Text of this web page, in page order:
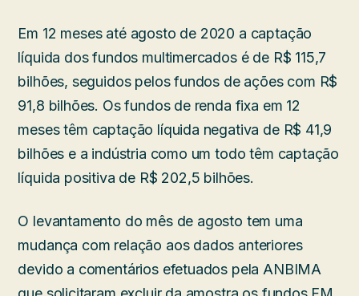
Em 12 meses até agosto de 2020 a captação
líquida dos fundos multimercados é de R$ 115,7
bilhões, seguidos pelos fundos de ações com R$
91,8 bilhões. Os fundos de renda fixa em 12
meses têm captação líquida negativa de R$ 41,9
bilhões e a indústria como um todo têm captação
líquida positiva de R$ 202,5 bilhões.
O levantamento do mês de agosto tem uma
mudança com relação aos dados anteriores
devido a comentários efetuados pela ANBIMA